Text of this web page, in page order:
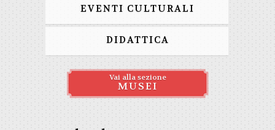
EVENTI CULTURALI
DIDATTICA
Vai alla sezione
MUSEI